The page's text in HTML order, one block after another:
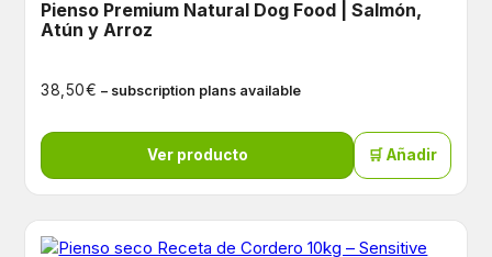
Pienso Premium Natural Dog Food | Salmón,
Atún y Arroz
38,50€ – subscription plans available
Ver producto 🛒 Añadir